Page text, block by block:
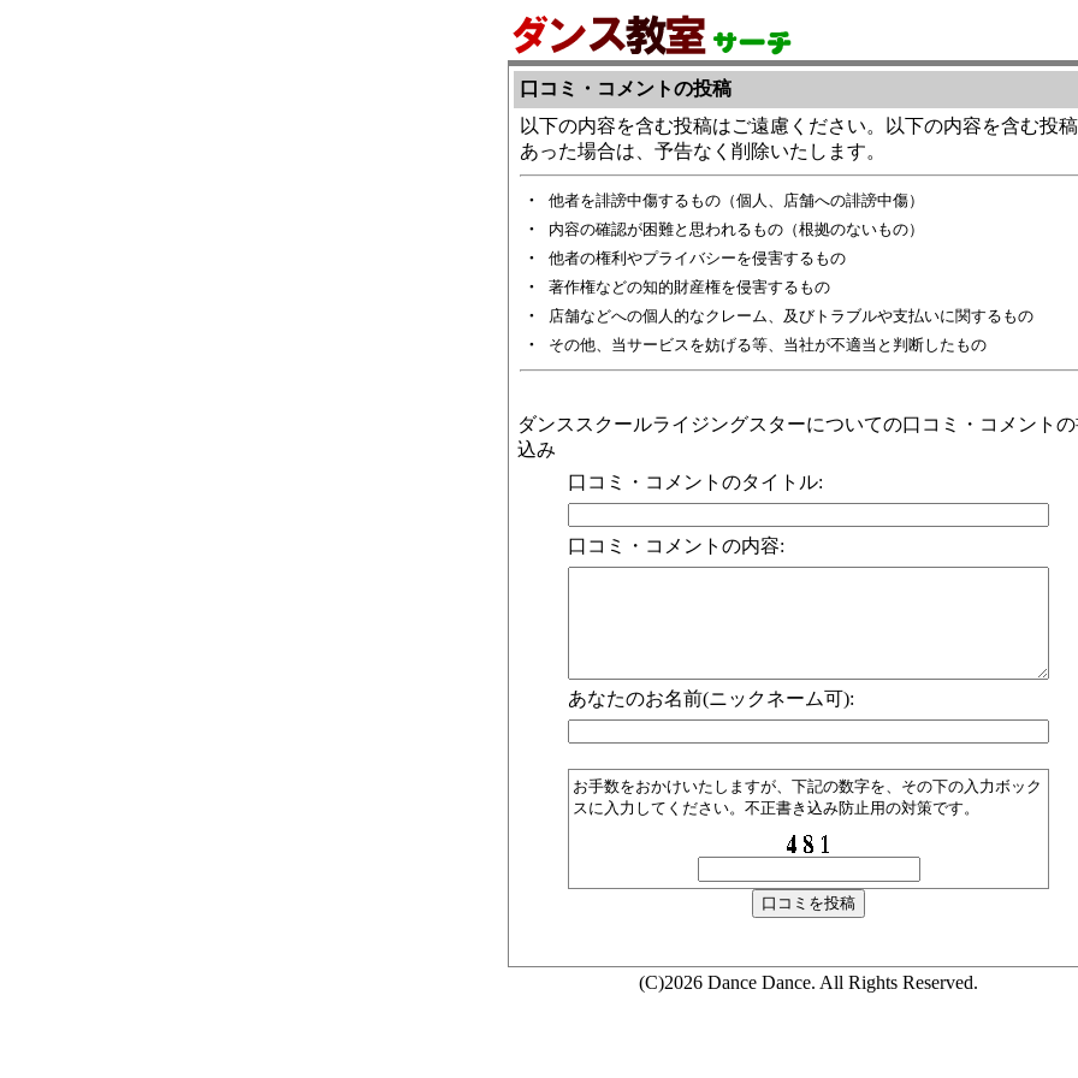
口コミ・コメントの投稿
以下の内容を含む投稿はご遠慮ください。以下の内容を含む投
あった場合は、予告なく削除いたします。
・
他者を誹謗中傷するもの（個人、店舗への誹謗中傷）
・
内容の確認が困難と思われるもの（根拠のないもの）
・
他者の権利やプライバシーを侵害するもの
・
著作権などの知的財産権を侵害するもの
・
店舗などへの個人的なクレーム、及びトラブルや支払いに関するもの
・
その他、当サービスを妨げる等、当社が不適当と判断したもの
ダンススクールライジングスターについての口コミ・コメント
込み
口コミ・コメントのタイトル:
口コミ・コメントの内容:
あなたのお名前(ニックネーム可):
お手数をおかけいたしますが、下記の数字を、その下の入力ボック
スに入力してください。不正書き込み防止用の対策です。
(C)2026 Dance Dance. All Rights Reserved.